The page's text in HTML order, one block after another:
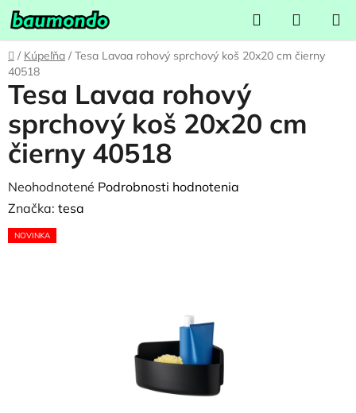
Prejsť
na
obsah
Hľadať
KOŠÍK
Domov
/ Kúpeľňa / Tesa Lavaa rohový sprchový koš 20x20 cm čierny
40518
Tesa Lavaa rohový
sprchový koš 20x20 cm
čierny 40518
Priemerné
hodnotenie
produktu
Neohodnotené Podrobnosti hodnotenia
Značka: tesa
NOVINKA